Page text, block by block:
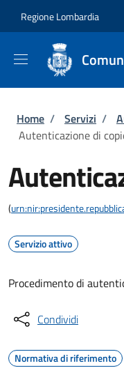
Regione Lombardia
Briciole di
Home / Servizi /
Autenticazione di
(
Servizio attivo
Procedimento di
Condividi
Normativa di riferimento